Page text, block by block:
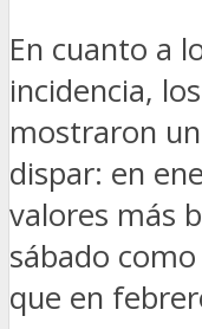
En cuanto a
incidencia,
mostraron
dispar: en
valores más
sábado
que en